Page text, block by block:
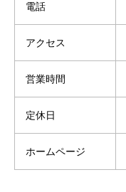
電話
アクセス
営業時間
定休日
ホームページ